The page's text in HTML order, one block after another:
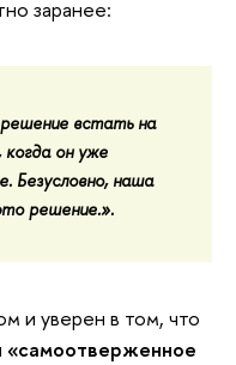
заранее:
встать на
он уже
Безусловно, наша
решение.».
и уверен в том, что
«самоотверженное